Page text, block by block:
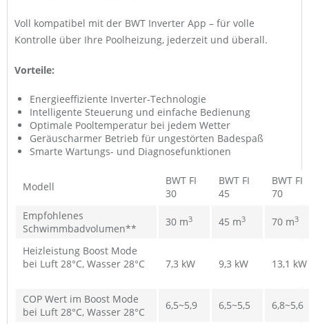
Voll kompatibel mit der BWT Inverter App – für volle
Kontrolle über Ihre Poolheizung, jederzeit und überall.
Vorteile:
Energieeffiziente Inverter-Technologie
Intelligente Steuerung und einfache Bedienung
Optimale Pooltemperatur bei jedem Wetter
Geräuscharmer Betrieb für ungestörten Badespaß
Smarte Wartungs- und Diagnosefunktionen
Modell
BWT FI
30
BWT FI
45
BWT FI
70
Empfohlenes
Schwimmbadvolumen**
30 m3 45 m3 70 m3
Heizleistung Boost Mode
bei Luft 28°C, Wasser 28°C
7,3 kW 9,3 kW 13,1 kW
COP Wert im Boost Mode
bei Luft 28°C, Wasser 28°C
6,5~5,9 6,5~5,5 6,8~5,6